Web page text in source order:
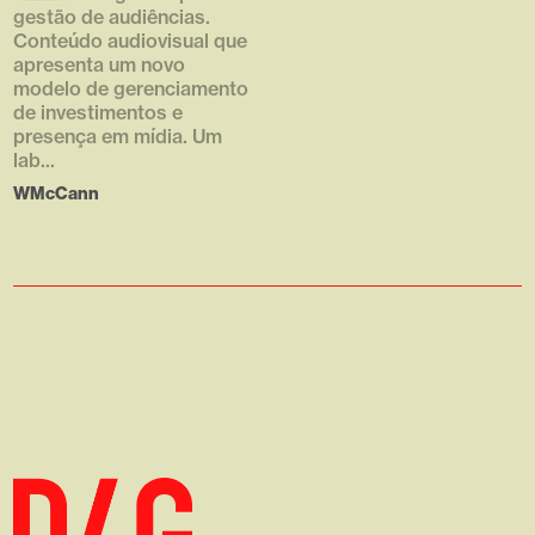
432 [3] => 1 )
gestão de audiências.
Conteúdo audiovisual que
apresenta um novo
modelo de gerenciamento
de investimentos e
presença em mídia. Um
lab...
WMcCann